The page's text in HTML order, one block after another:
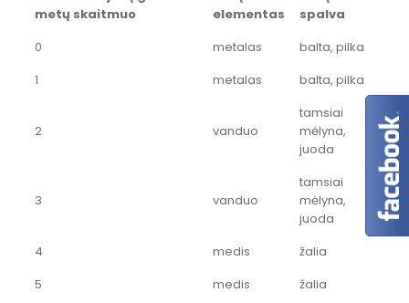
metų skaitmuo
elementas
spalva
0
metalas
balta, pilka
1
metalas balta, pilka
2 vanduo
tamsiai
mėlyna,
juoda
3 vanduo
tamsiai
mėlyna,
juoda
4
medis
žalia
5
medis
žalia